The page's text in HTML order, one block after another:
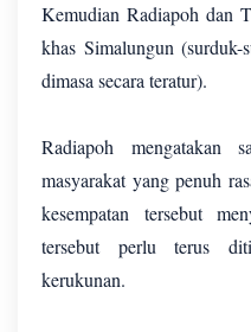
Kemudian Radiapoh dan
khas Simalungun
dimasa secara teratur).
Radiapoh mengatakan
masyarakat yang penuh
kesempatan tersebut
tersebut perlu terus
kerukunan.